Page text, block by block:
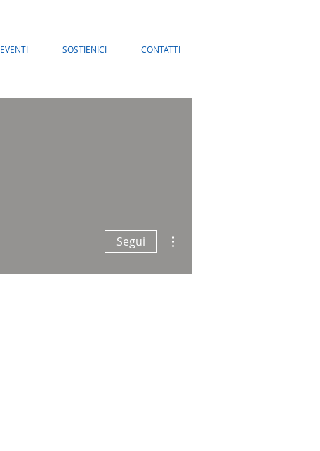
EVENTI SOSTIENICI CONTATTI
Segui